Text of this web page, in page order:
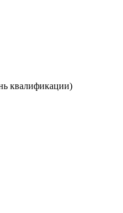
квалификации)